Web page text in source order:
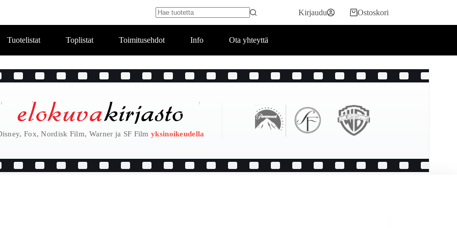
Kirjaudu Ostoskori
Tuotelistat Toplistat Toimitusehdot Info Ota yhteyttä
Fox, Nordisk Film, Warner ja SF Film yksinoikeudella